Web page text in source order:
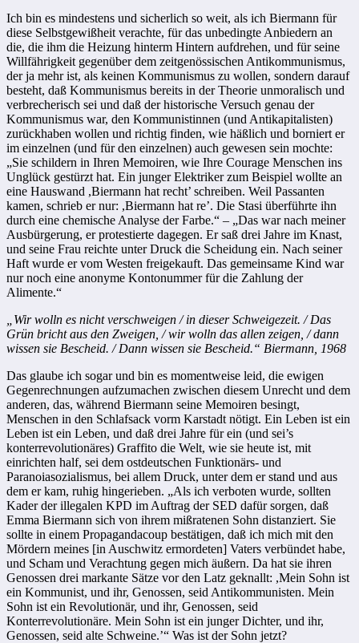
Ich bin es mindestens und sicherlich so weit, als ich Biermann für
diese Selbstgewißheit verachte, für das unbedingte Anbiedern an
die, die ihm die Heizung hinterm Hintern aufdrehen, und für seine
Willfährigkeit gegenüber dem zeitgenössischen Antikommunismus,
der ja mehr ist, als keinen Kommunismus zu wollen, sondern darauf
besteht, daß Kommunismus bereits in der Theorie unmoralisch und
verbrecherisch sei und daß der historische Versuch genau der
Kommunismus war, den Kommunistinnen (und Antikapitalisten)
zurückhaben wollen und richtig finden, wie häßlich und borniert er
im einzelnen (und für den einzelnen) auch gewesen sein mochte:
„Sie schildern in Ihren Memoiren, wie Ihre Courage Menschen ins
Unglück gestürzt hat. Ein junger Elektriker zum Beispiel wollte an
eine Hauswand ,Biermann hat recht’ schreiben. Weil Passanten
kamen, schrieb er nur: ,Biermann hat re’. Die Stasi überführte ihn
durch eine chemische Analyse der Farbe.“ – „Das war nach meiner
Ausbürgerung, er protestierte dagegen. Er saß drei Jahre im Knast,
und seine Frau reichte unter Druck die Scheidung ein. Nach seiner
Haft wurde er vom Westen freigekauft. Das gemeinsame Kind war
nur noch eine anonyme Kontonummer für die Zahlung der
Alimente.“
„Wir wolln es nicht verschweigen / in dieser Schweigezeit. / Das
Grün bricht aus den Zweigen, / wir wolln das allen zeigen, / dann
wissen sie Bescheid. / Dann wissen sie Bescheid.“ Biermann, 1968
Das glaube ich sogar und bin es momentweise leid, die ewigen
Gegenrechnungen aufzumachen zwischen diesem Unrecht und dem
anderen, das, während Biermann seine Memoiren besingt,
Menschen in den Schlafsack vorm Karstadt nötigt. Ein Leben ist ein
Leben ist ein Leben, und daß drei Jahre für ein (und sei’s
konterrevolutionäres) Graffito die Welt, wie sie heute ist, mit
einrichten half, sei dem ostdeutschen Funktionärs- und
Paranoiasozialismus, bei allem Druck, unter dem er stand und aus
dem er kam, ruhig hingerieben. „Als ich verboten wurde, sollten
Kader der illegalen KPD im Auftrag der SED dafür sorgen, daß
Emma Biermann sich von ihrem mißratenen Sohn distanziert. Sie
sollte in einem Propagandacoup bestätigen, daß ich mich mit den
Mördern meines [in Auschwitz ermordeten] Vaters verbündet habe,
und Scham und Verachtung gegen mich äußern. Da hat sie ihren
Genossen drei markante Sätze vor den Latz geknallt: ,Mein Sohn ist
ein Kommunist, und ihr, Genossen, seid Antikommunisten. Mein
Sohn ist ein Revolutionär, und ihr, Genossen, seid
Konterrevolutionäre. Mein Sohn ist ein junger Dichter, und ihr,
Genossen, seid alte Schweine.’“ Was ist der Sohn jetzt?